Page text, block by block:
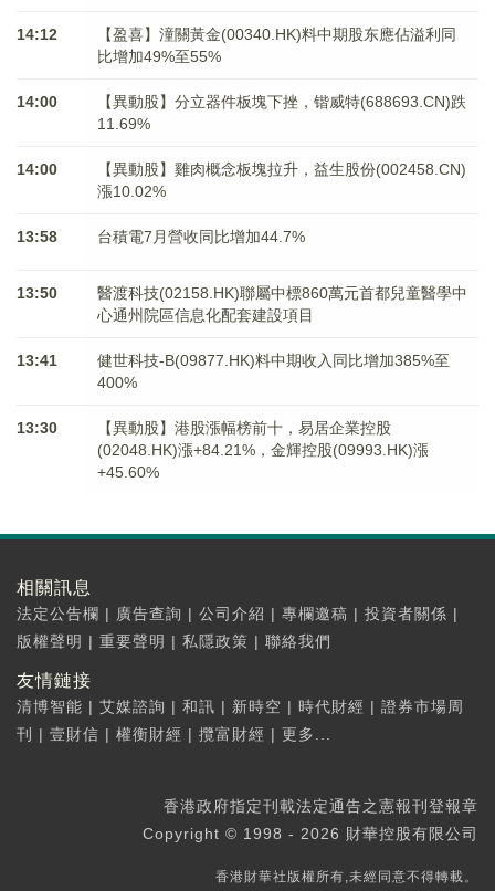
14:12
【盈喜】潼關黃金(00340.HK)料中期股东應佔溢利同
比增加49%至55%
14:00
【異動股】分立器件板塊下挫，锴威特(688693.CN)跌
11.69%
14:00
【異動股】雞肉概念板塊拉升，益生股份(002458.CN)
漲10.02%
13:58 台積電7月營收同比增加44.7%
13:50
醫渡科技(02158.HK)聯屬中標860萬元首都兒童醫學中
心通州院區信息化配套建設項目
13:41
健世科技-B(09877.HK)料中期收入同比增加385%至
400%
13:30
【異動股】港股漲幅榜前十，易居企業控股
(02048.HK)漲+84.21%，金輝控股(09993.HK)漲
+45.60%
相關訊息
法定公告欄 | 廣告查詢 | 公司介紹 | 專欄邀稿 | 投資者關係 |
版權聲明 | 重要聲明 | 私隱政策 | 聯絡我們
友情鏈接
清博智能 | 艾媒諮詢 | 和訊 | 新時空 | 時代財經 | 證券市場周
刊
| 壹財信 | 權衡財經 | 攬富財經 | 更多...
香港政府指定刊載法定通告之憲報刊登報章
Copyright © 1998 - 2026 財華控股有限公司
香港財華社版權所有,未經同意不得轉載。